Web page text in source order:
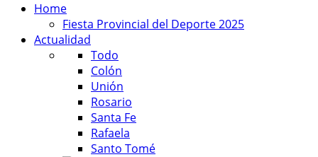
Home
Fiesta Provincial del Deporte 2025
Actualidad
Todo
Colón
Unión
Rosario
Santa Fe
Rafaela
Santo Tomé